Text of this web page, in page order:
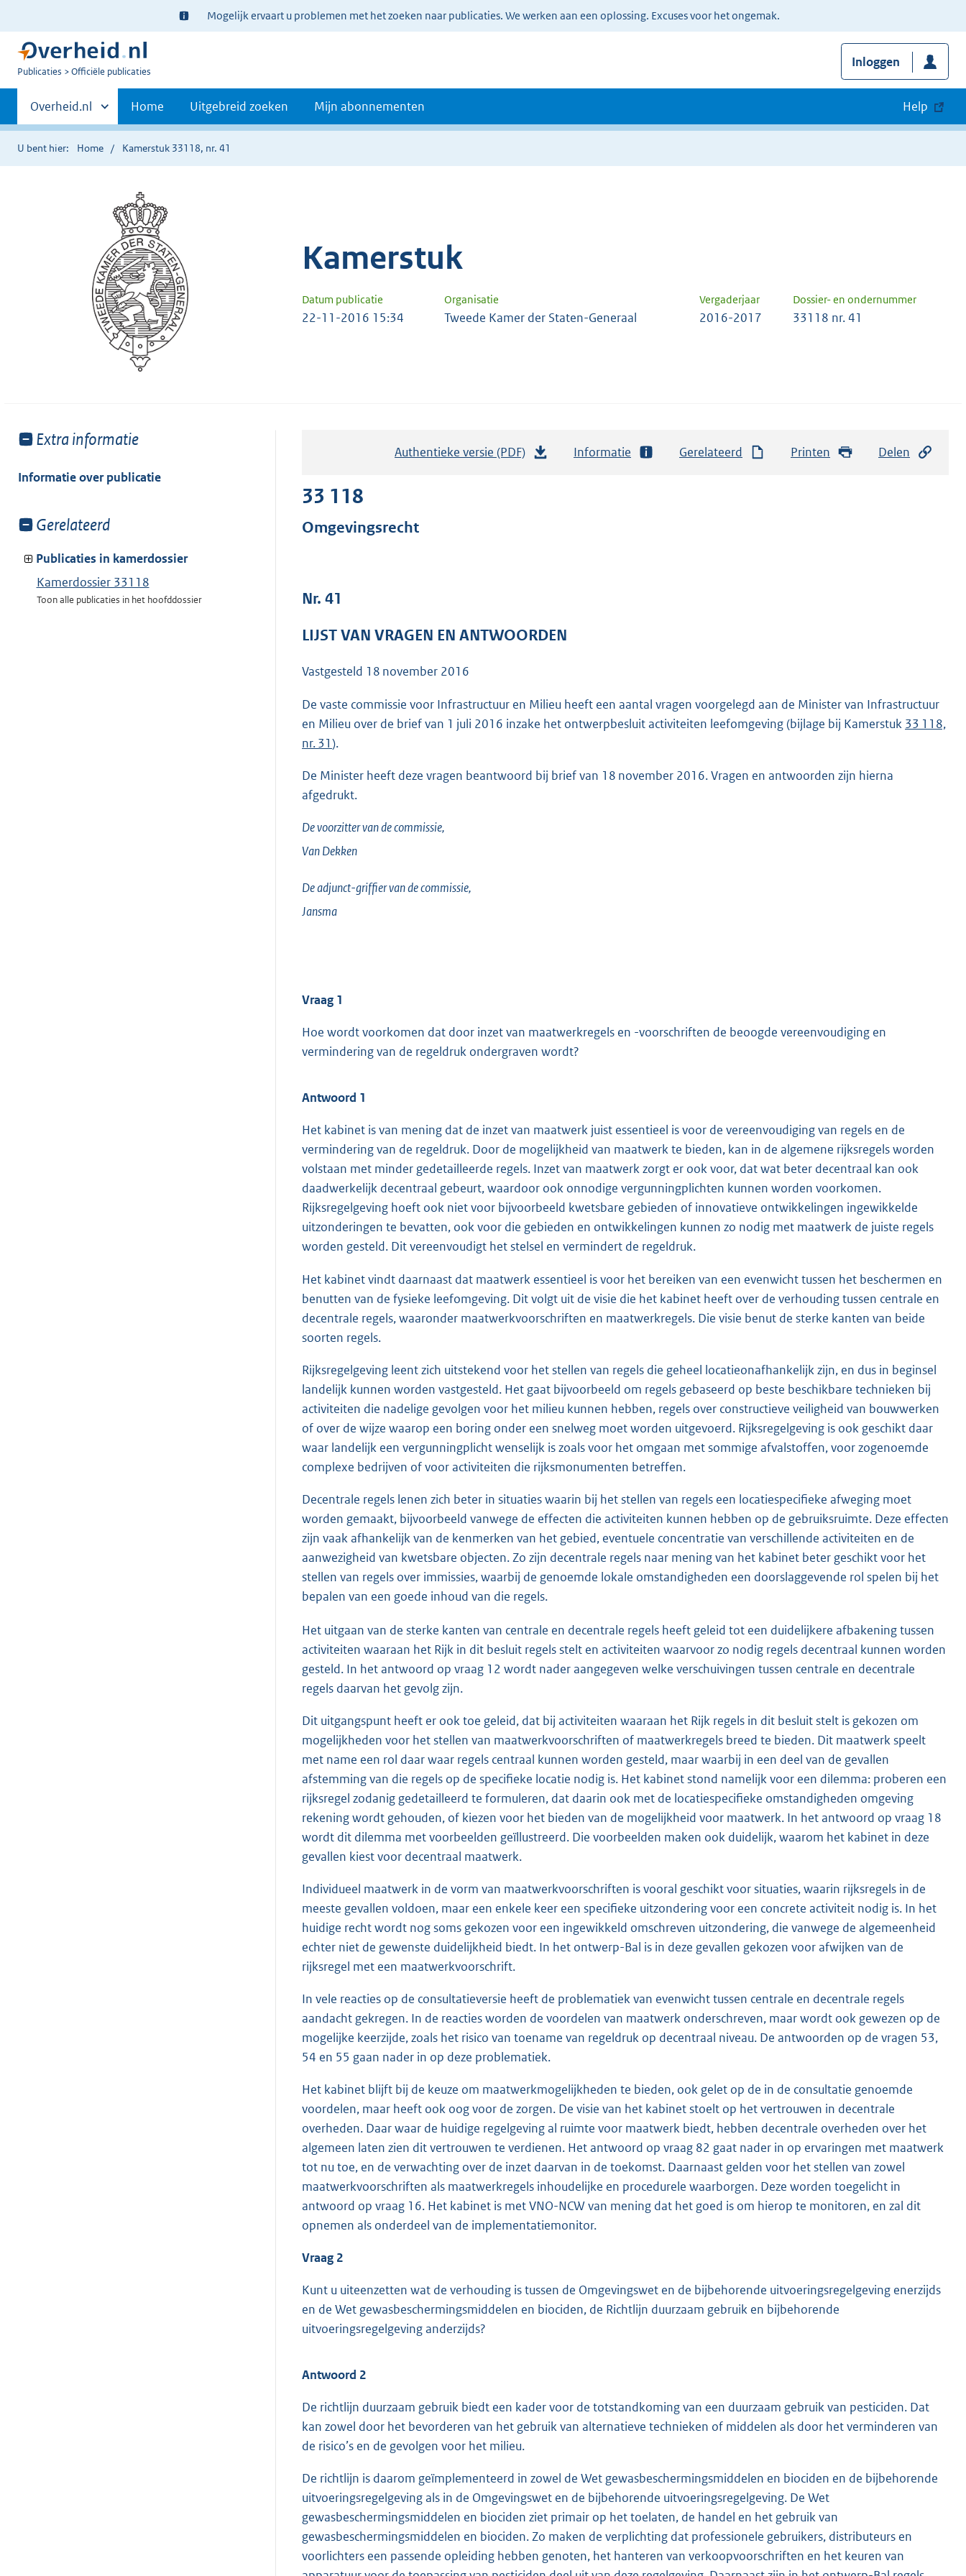
Ter
informatie:
Mogelijk ervaart u problemen met het zoeken naar publicaties. We werken aan een oplossing. Excuses voor het ongemak.
U
Publicaties Officiële publicaties
Inloggen
Primaire
navigatie
Andere
sites
binnen
Overheid.nl Home Uitgebreid zoeken Mijn abonnementen Help
U bent hier: Home Kamerstuk 33118, nr. 41
Kamerstuk
Datum publicatie Organisatie Vergaderjaar Dossier- en ondernummer
22-11-2016 15:34 Tweede Kamer der Staten-Generaal 2016-2017 33118 nr. 41
Toon
van:
Extra informatie
Informatie over publicatie
Toon
van:
Gerelateerd
Publicaties in kamerdossier
Kamerdossier 33118
Toon alle publicaties in het hoofddossier
Authentieke versie (PDF)
r
e
7
Informatie Gerelateerd Printen Delen
33 118
Omgevingsrecht
Nr. 41
LIJST VAN VRAGEN EN ANTWOORDEN
Vastgesteld 18 november 2016
De vaste commissie voor Infrastructuur en Milieu heeft een aantal vragen voorgelegd aan de Minister van Infrastructuur
en Milieu over de brief van 1 juli 2016 inzake het ontwerpbesluit activiteiten leefomgeving (bijlage bij Kamerstuk 33 118,
nr. 31).
De Minister heeft deze vragen beantwoord bij brief van 18 november 2016. Vragen en antwoorden zijn hierna
afgedrukt.
De voorzitter van de commissie,
Van Dekken
De adjunct-griffier van de commissie,
Jansma
Vraag 1
Hoe wordt voorkomen dat door inzet van maatwerkregels en -voorschriften de beoogde vereenvoudiging en
vermindering van de regeldruk ondergraven wordt?
Antwoord 1
Het kabinet is van mening dat de inzet van maatwerk juist essentieel is voor de vereenvoudiging van regels en de
vermindering van de regeldruk. Door de mogelijkheid van maatwerk te bieden, kan in de algemene rijksregels worden
volstaan met minder gedetailleerde regels. Inzet van maatwerk zorgt er ook voor, dat wat beter decentraal kan ook
daadwerkelijk decentraal gebeurt, waardoor ook onnodige vergunningplichten kunnen worden voorkomen.
Rijksregelgeving hoeft ook niet voor bijvoorbeeld kwetsbare gebieden of innovatieve ontwikkelingen ingewikkelde
uitzonderingen te bevatten, ook voor die gebieden en ontwikkelingen kunnen zo nodig met maatwerk de juiste regels
worden gesteld. Dit vereenvoudigt het stelsel en vermindert de regeldruk.
Het kabinet vindt daarnaast dat maatwerk essentieel is voor het bereiken van een evenwicht tussen het beschermen en
benutten van de fysieke leefomgeving. Dit volgt uit de visie die het kabinet heeft over de verhouding tussen centrale en
decentrale regels, waaronder maatwerkvoorschriften en maatwerkregels. Die visie benut de sterke kanten van beide
soorten regels.
Rijksregelgeving leent zich uitstekend voor het stellen van regels die geheel locatieonafhankelijk zijn, en dus in beginsel
landelijk kunnen worden vastgesteld. Het gaat bijvoorbeeld om regels gebaseerd op beste beschikbare technieken bij
activiteiten die nadelige gevolgen voor het milieu kunnen hebben, regels over constructieve veiligheid van bouwwerken
of over de wijze waarop een boring onder een snelweg moet worden uitgevoerd. Rijksregelgeving is ook geschikt daar
waar landelijk een vergunningplicht wenselijk is zoals voor het omgaan met sommige afvalstoffen, voor zogenoemde
complexe bedrijven of voor activiteiten die rijksmonumenten betreffen.
Decentrale regels lenen zich beter in situaties waarin bij het stellen van regels een locatiespecifieke afweging moet
worden gemaakt, bijvoorbeeld vanwege de effecten die activiteiten kunnen hebben op de gebruiksruimte. Deze effecten
zijn vaak afhankelijk van de kenmerken van het gebied, eventuele concentratie van verschillende activiteiten en de
aanwezigheid van kwetsbare objecten. Zo zijn decentrale regels naar mening van het kabinet beter geschikt voor het
stellen van regels over immissies, waarbij de genoemde lokale omstandigheden een doorslaggevende rol spelen bij het
bepalen van een goede inhoud van die regels.
Het uitgaan van de sterke kanten van centrale en decentrale regels heeft geleid tot een duidelijkere afbakening tussen
activiteiten waaraan het Rijk in dit besluit regels stelt en activiteiten waarvoor zo nodig regels decentraal kunnen worden
gesteld. In het antwoord op vraag 12 wordt nader aangegeven welke verschuivingen tussen centrale en decentrale
regels daarvan het gevolg zijn.
Dit uitgangspunt heeft er ook toe geleid, dat bij activiteiten waaraan het Rijk regels in dit besluit stelt is gekozen om
mogelijkheden voor het stellen van maatwerkvoorschriften of maatwerkregels breed te bieden. Dit maatwerk speelt
met name een rol daar waar regels centraal kunnen worden gesteld, maar waarbij in een deel van de gevallen
afstemming van die regels op de specifieke locatie nodig is. Het kabinet stond namelijk voor een dilemma: proberen een
rijksregel zodanig gedetailleerd te formuleren, dat daarin ook met de locatiespecifieke omstandigheden omgeving
rekening wordt gehouden, of kiezen voor het bieden van de mogelijkheid voor maatwerk. In het antwoord op vraag 18
wordt dit dilemma met voorbeelden geïllustreerd. Die voorbeelden maken ook duidelijk, waarom het kabinet in deze
gevallen kiest voor decentraal maatwerk.
Individueel maatwerk in de vorm van maatwerkvoorschriften is vooral geschikt voor situaties, waarin rijksregels in de
meeste gevallen voldoen, maar een enkele keer een specifieke uitzondering voor een concrete activiteit nodig is. In het
huidige recht wordt nog soms gekozen voor een ingewikkeld omschreven uitzondering, die vanwege de algemeenheid
echter niet de gewenste duidelijkheid biedt. In het ontwerp-Bal is in deze gevallen gekozen voor afwijken van de
rijksregel met een maatwerkvoorschrift.
In vele reacties op de consultatieversie heeft de problematiek van evenwicht tussen centrale en decentrale regels
aandacht gekregen. In de reacties worden de voordelen van maatwerk onderschreven, maar wordt ook gewezen op de
mogelijke keerzijde, zoals het risico van toename van regeldruk op decentraal niveau. De antwoorden op de vragen 53,
54 en 55 gaan nader in op deze problematiek.
Het kabinet blijft bij de keuze om maatwerkmogelijkheden te bieden, ook gelet op de in de consultatie genoemde
voordelen, maar heeft ook oog voor de zorgen. De visie van het kabinet stoelt op het vertrouwen in decentrale
overheden. Daar waar de huidige regelgeving al ruimte voor maatwerk biedt, hebben decentrale overheden over het
algemeen laten zien dit vertrouwen te verdienen. Het antwoord op vraag 82 gaat nader in op ervaringen met maatwerk
tot nu toe, en de verwachting over de inzet daarvan in de toekomst. Daarnaast gelden voor het stellen van zowel
maatwerkvoorschriften als maatwerkregels inhoudelijke en procedurele waarborgen. Deze worden toegelicht in
antwoord op vraag 16. Het kabinet is met VNO-NCW van mening dat het goed is om hierop te monitoren, en zal dit
opnemen als onderdeel van de implementatiemonitor.
Vraag 2
Kunt u uiteenzetten wat de verhouding is tussen de Omgevingswet en de bijbehorende uitvoeringsregelgeving enerzijds
en de Wet gewasbeschermingsmiddelen en biociden, de Richtlijn duurzaam gebruik en bijbehorende
uitvoeringsregelgeving anderzijds?
Antwoord 2
De richtlijn duurzaam gebruik biedt een kader voor de totstandkoming van een duurzaam gebruik van pesticiden. Dat
kan zowel door het bevorderen van het gebruik van alternatieve technieken of middelen als door het verminderen van
de risico’s en de gevolgen voor het milieu.
De richtlijn is daarom geïmplementeerd in zowel de Wet gewasbeschermingsmiddelen en biociden en de bijbehorende
uitvoeringsregelgeving als in de Omgevingswet en de bijbehorende uitvoeringsregelgeving. De Wet
gewasbeschermingsmiddelen en biociden ziet primair op het toelaten, de handel en het gebruik van
gewasbeschermingsmiddelen en biociden. Zo maken de verplichting dat professionele gebruikers, distributeurs en
voorlichters een passende opleiding hebben genoten, het hanteren van verkoopvoorschriften en het keuren van